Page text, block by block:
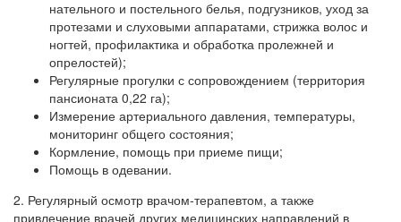
нательного и постельного белья, подгузников, уход за
протезами и слуховыми аппаратами, стрижка волос и
ногтей, профилактика и обработка пролежней и
опрелостей);
Регулярные прогулки с сопровождением (территория
пансионата 0,22 га);
Измерение артериального давления, температуры,
мониторинг общего состояния;
Кормление, помощь при приеме пищи;
Помощь в одевании.
2. Регулярный осмотр врачом-терапевтом, а также
привлечение врачей других медицинских направлений в